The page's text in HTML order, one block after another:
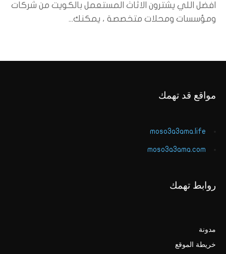
افضل اللي يشترون الاثاث المستعمل بالكويت من شركات
ومؤسسات ومحلات متخصصة ، يمكنك...
مواقع قد تهمك
moso3a3ama.life
moso3a3ama.com
روابط تهمك
مدونة
خريطة الموقع